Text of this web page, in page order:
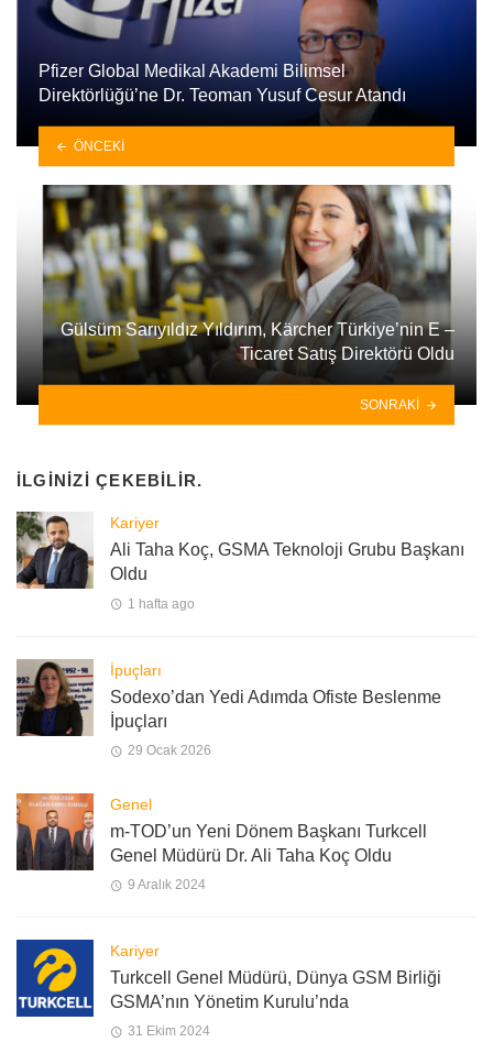
Pfizer Global Medikal Akademi Bilimsel
Direktörlüğü’ne Dr. Teoman Yusuf Cesur Atandı
ÖNCEKI
Gülsüm Sarıyıldız Yıldırım, Kärcher Türkiye’nin E –
Ticaret Satış Direktörü Oldu
SONRAKI
İLGINIZI ÇEKEBILIR.
Kariyer
Ali Taha Koç, GSMA Teknoloji Grubu Başkanı
Oldu
1 hafta ago
İpuçları
Sodexo’dan Yedi Adımda Ofiste Beslenme
İpuçları
29 Ocak 2026
Genel
m-TOD’un Yeni Dönem Başkanı Turkcell
Genel Müdürü Dr. Ali Taha Koç Oldu
9 Aralık 2024
Kariyer
Turkcell Genel Müdürü, Dünya GSM Birliği
GSMA’nın Yönetim Kurulu’nda
31 Ekim 2024